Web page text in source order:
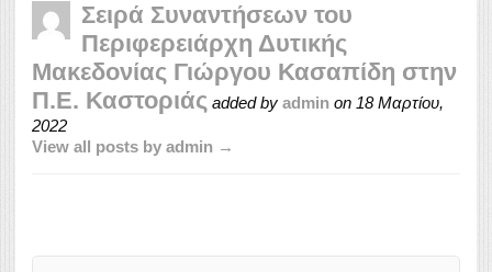
Σειρά Συναντήσεων του
Περιφερειάρχη Δυτικής
Μακεδονίας Γιώργου Κασαπίδη στην
Π.Ε. Καστοριάς added by admin on 18 Μαρτίου,
2022
View all posts by admin →